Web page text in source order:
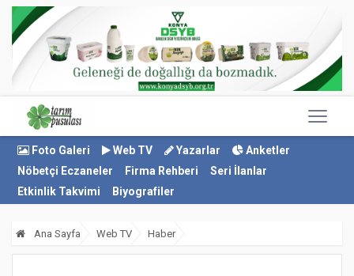
Foto Galeri Web TV Yazarlar
Anketler
Nöbetçi Eczaneler
Firma Rehberi
Seri İlanlar
Etkinlik Takvimi
Biyografiler
Ana Sayfa Web TV Haber